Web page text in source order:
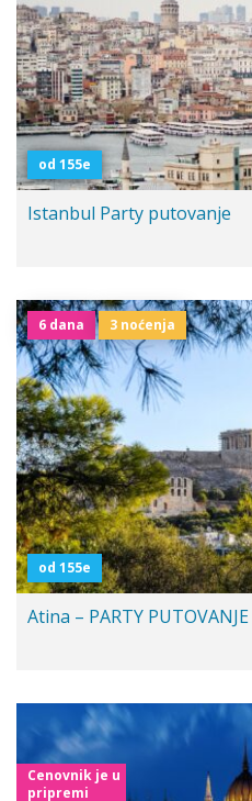
od 155e
Istanbul Party putovanje
6 dana 3 noćenja
od 155e
Atina – PARTY PUTOVANJE
Cenovnik je u
pripremi